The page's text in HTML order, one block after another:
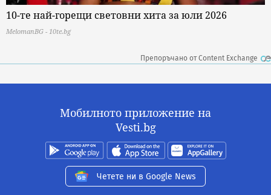
10-те най-горещи световни хита за юли 2026
MelomanBG - 10te.bg
Препоръчано от Content Exchange
Мобилното приложение на
Vesti.bg
Четете ни в Google News